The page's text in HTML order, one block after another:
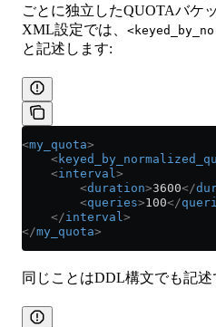
ごとに独立したQUOTAバケ
XML設定では、
と記述します:
<my_quota>
    <
    <
interval >
        <
duration>3600</
        <
queries>100</
    </
interval >
</my_quota>
同じことはDDL構文でも記述